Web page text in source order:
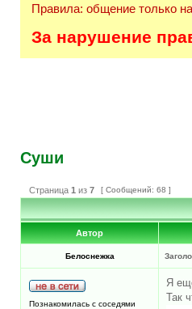
Правила: общение только
За нарушение
Суши
Страница 1 из 7 [ Сообщений: 68 ]
Автор
Белоснежка
Познакомилась с соседями
Я
Так